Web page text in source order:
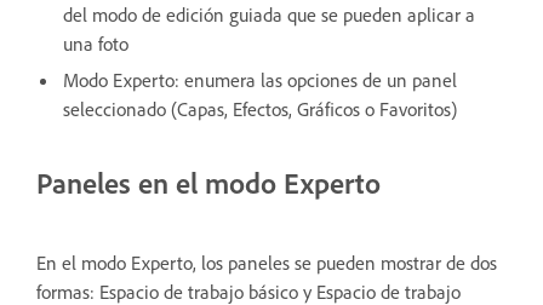
del modo de edición guiada que se pueden aplicar a
una foto
Modo Experto: enumera las opciones de un panel
seleccionado (Capas, Efectos, Gráficos o Favoritos)
Paneles en el modo Experto
En el modo Experto, los paneles se pueden mostrar de dos
formas: Espacio de trabajo básico y Espacio de trabajo